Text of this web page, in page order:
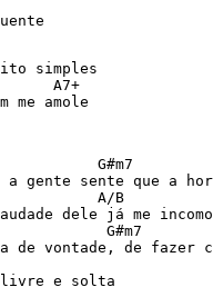
simples
A7+
G#m7
a gente sente que a
A/B
dele já me
G#m7
de vontade, de
livre e solta